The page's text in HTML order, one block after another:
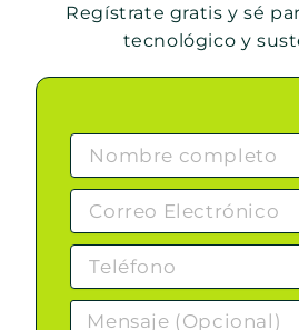
Regístrate gratis y sé
tecnológico y